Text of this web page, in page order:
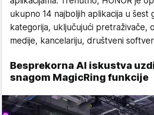
ukupno 14 najboljih aplikacija u šest
kategorija, uključujući pretraživače,
medije, kancelariju, društveni
Besprekorna AI iskustva
snagom MagicRing funkcije